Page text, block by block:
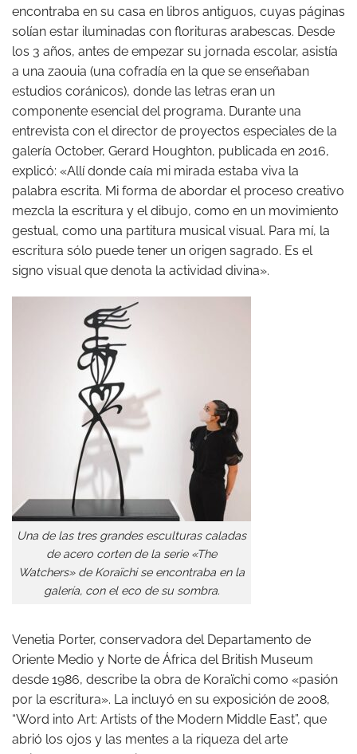
encontraba en su casa en libros antiguos, cuyas páginas
solían estar iluminadas con florituras arabescas. Desde
los 3 años, antes de empezar su jornada escolar, asistía
a una zaouia (una cofradía en la que se enseñaban
estudios coránicos), donde las letras eran un
componente esencial del programa. Durante una
entrevista con el director de proyectos especiales de la
galería October, Gerard Houghton, publicada en 2016,
explicó: «Allí donde caía mi mirada estaba viva la
palabra escrita. Mi forma de abordar el proceso creativo
mezcla la escritura y el dibujo, como en un movimiento
gestual, como una partitura musical visual. Para mí, la
escritura sólo puede tener un origen sagrado. Es el
signo visual que denota la actividad divina».
Una de las tres grandes esculturas caladas
de acero corten de la serie «The
Watchers» de Koraïchi se encontraba en la
galería, con el eco de su sombra.
Venetia Porter, conservadora del Departamento de
Oriente Medio y Norte de África del British Museum
desde 1986, describe la obra de Koraïchi como «pasión
por la escritura». La incluyó en su exposición de 2008,
“Word into Art: Artists of the Modern Middle East”, que
abrió los ojos y las mentes a la riqueza del arte